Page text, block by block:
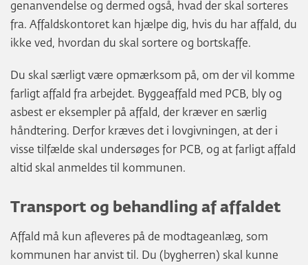
genanvendelse og dermed også, hvad der skal sorteres
fra. Affaldskontoret kan hjælpe dig, hvis du har affald, du
ikke ved, hvordan du skal sortere og bortskaffe.
Du skal særligt være opmærksom på, om der vil komme
farligt affald fra arbejdet. Byggeaffald med PCB, bly og
asbest er eksempler på affald, der kræver en særlig
håndtering. Derfor kræves det i lovgivningen, at der i
visse tilfælde skal undersøges for PCB, og at farligt affald
altid skal anmeldes til kommunen.
Transport og behandling af affaldet
Affald må kun afleveres på de modtageanlæg, som
kommunen har anvist til. Du (bygherren) skal kunne